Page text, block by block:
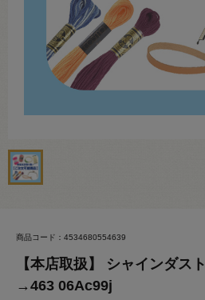
商品コード：4534680554639
【本店取扱】 シャインダス
→463 06Ac99j